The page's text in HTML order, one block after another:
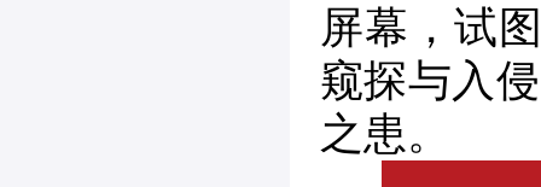
屏幕，试
窥探与入
之患。